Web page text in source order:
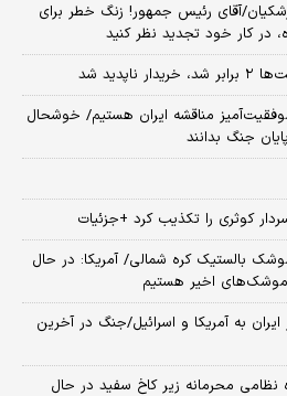
آقای رئیس جمهور! زنگ خطر برای
در کار خود تجدید نظر کنید
شد
مناقشه ایران هستیم/ خوشحال
جنگ بدانند
کوثری را تکذیب کرد +جزئیات
بالستیک کره شمالی/ آمریکا: در حال
موشک‌های اخیر هستیم
ایران به آمریکا و اسرائیل/جنگ در آخرین
نظامی محرمانه زیر کاخ سفید در حال